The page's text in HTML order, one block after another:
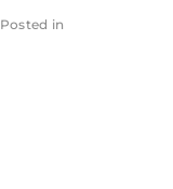
Posted in